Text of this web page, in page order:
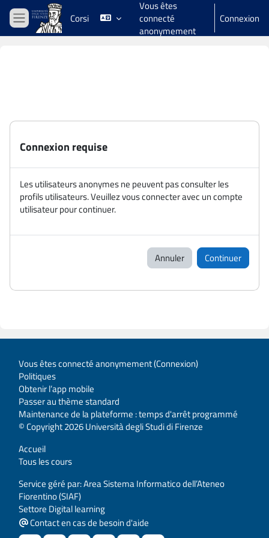
Passer au contenu principal
Panneau latéral
Corsi
Vous êtes
connecté
anonymement
Connexion
Connexion requise
Les utilisateurs anonymes ne peuvent pas consulter les
profils utilisateurs. Veuillez vous connecter avec un compte
utilisateur pour continuer.
Annuler Continuer
Vous êtes connecté anonymement (Connexion)
Politiques
Obtenir l’app mobile
Passer au thème standard
Maintenance de la plateforme : temps d'arrêt programmé
© Copyright 2026 Università degli Studi di Firenze
Accueil
Tous les cours
Service géré par: Area Sistema Informatico dell’Ateneo
Fiorentino (SIAF)
Settore Digital learning
Contact en cas de besoin d'aide